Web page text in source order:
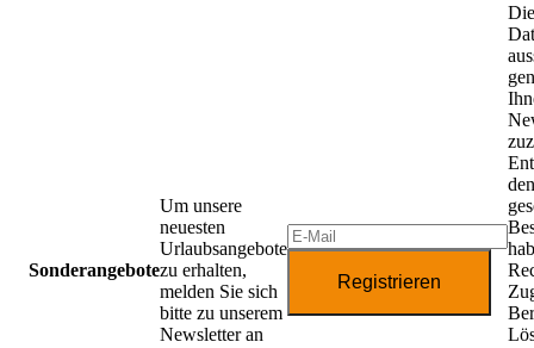
Sonderangebote
Um unsere
neuesten
Urlaubsangebote
zu erhalten,
melden Sie sich
bitte zu unserem
Newsletter an
Registrieren
den